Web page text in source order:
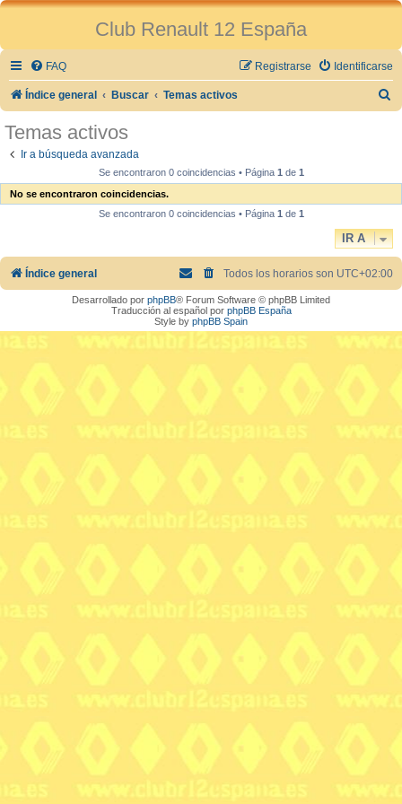
Club Renault 12 España
FAQ Identificarse
Registrarse
Índice general Buscar Temas activos
a
Temas activos
Ir a búsqueda avanzada
Se encontraron 0 coincidencias • Página 1de 1
No se encontraron coincidencias.
Se encontraron 0 coincidencias • Página 1de 1
IR A
Índice general Todos los horarios son UTC+02:00
Desarrollado por phpBB® Forum Software © phpBB Limited
Traducción al español por phpBB España
Style by phpBB Spain